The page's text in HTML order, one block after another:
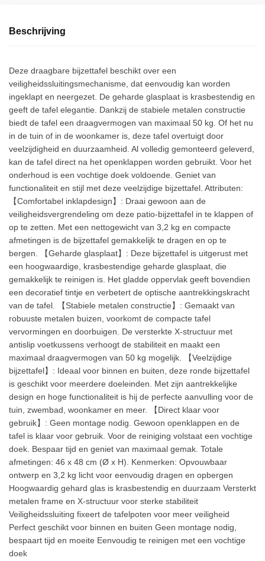
Beschrijving
Deze draagbare bijzettafel beschikt over een
veiligheidssluitingsmechanisme, dat eenvoudig kan worden
ingeklapt en neergezet. De geharde glasplaat is krasbestendig en
geeft de tafel elegantie. Dankzij de stabiele metalen constructie
biedt de tafel een draagvermogen van maximaal 50 kg. Of het nu
in de tuin of in de woonkamer is, deze tafel overtuigt door
veelzijdigheid en duurzaamheid. Al volledig gemonteerd geleverd,
kan de tafel direct na het openklappen worden gebruikt. Voor het
onderhoud is een vochtige doek voldoende. Geniet van
functionaliteit en stijl met deze veelzijdige bijzettafel. Attributen:
【Comfortabel inklapdesign】: Draai gewoon aan de
veiligheidsvergrendeling om deze patio-bijzettafel in te klappen of
op te zetten. Met een nettogewicht van 3,2 kg en compacte
afmetingen is de bijzettafel gemakkelijk te dragen en op te
bergen. 【Geharde glasplaat】: Deze bijzettafel is uitgerust met
een hoogwaardige, krasbestendige geharde glasplaat, die
gemakkelijk te reinigen is. Het gladde oppervlak geeft bovendien
een decoratief tintje en verbetert de optische aantrekkingskracht
van de tafel. 【Stabiele metalen constructie】: Gemaakt van
robuuste metalen buizen, voorkomt de compacte tafel
vervormingen en doorbuigen. De versterkte X-structuur met
antislip voetkussens verhoogt de stabiliteit en maakt een
maximaal draagvermogen van 50 kg mogelijk. 【Veelzijdige
bijzettafel】: Ideaal voor binnen en buiten, deze ronde bijzettafel
is geschikt voor meerdere doeleinden. Met zijn aantrekkelijke
design en hoge functionaliteit is hij de perfecte aanvulling voor de
tuin, zwembad, woonkamer en meer. 【Direct klaar voor
gebruik】: Geen montage nodig. Gewoon openklappen en de
tafel is klaar voor gebruik. Voor de reiniging volstaat een vochtige
doek. Bespaar tijd en geniet van maximaal gemak. Totale
afmetingen: 46 x 48 cm (Ø x H). Kenmerken: Opvouwbaar
ontwerp en 3,2 kg licht voor eenvoudig dragen en opbergen
Hoogwaardig gehard glas is krasbestendig en duurzaam Versterkt
metalen frame en X-structuur voor sterke stabiliteit
Veiligheidssluiting fixeert de tafelpoten voor meer veiligheid
Perfect geschikt voor binnen en buiten Geen montage nodig,
bespaart tijd en moeite Eenvoudig te reinigen met een vochtige
doek